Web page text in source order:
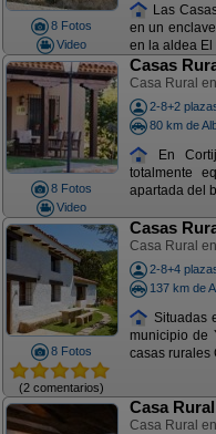
8 Fotos
Video
Las
en un
en la aldea El
8 Fotos
Video
Casas
Casa Rural en
2-8+2
80 km de
En
totalmente
apartada del
8 Fotos
(2 comentarios)
Casas
Casa Rural en
2-8+4
137 km de
Situadas
municipio de
casas rurales
Casa
Casa Rural en